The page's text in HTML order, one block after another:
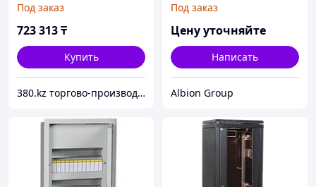
стеклянная передняя
дверь, задняя
Под заказ
723 313₸
Купить
380.kz торгово-производственная компания (ТОО "AilinEX" юр. лицо)
Под заказ
Цену уточняйте
Написать
Albion Group